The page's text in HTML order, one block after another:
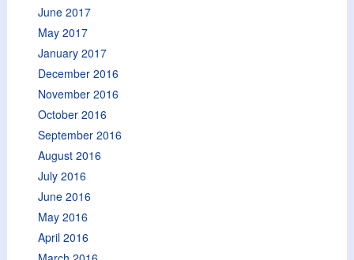
June 2017
May 2017
January 2017
December 2016
November 2016
October 2016
September 2016
August 2016
July 2016
June 2016
May 2016
April 2016